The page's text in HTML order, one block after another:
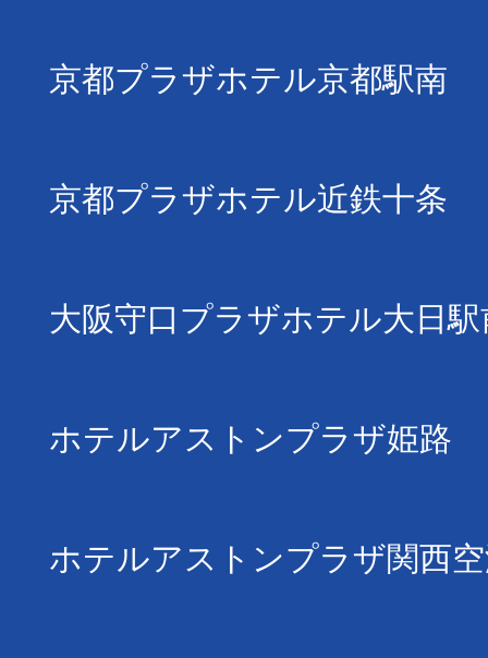
京都プラザホテル京都駅南
京都プラザホテル近鉄十条
大阪守口プラザホテル大日駅
ホテルアストンプラザ姫路
ホテルアストンプラザ関西